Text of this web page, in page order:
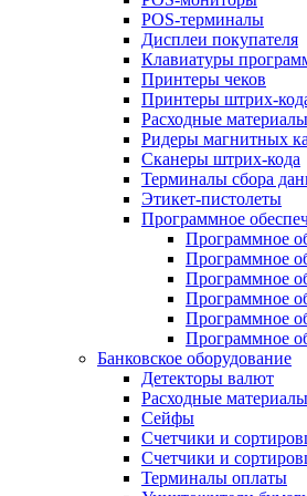
POS-терминалы
Дисплеи покупателя
Клавиатуры
Принтеры чеков
Принтеры штрих-
Расходные
Ридеры магнитных
Сканеры штрих-кода
Терминалы сбора
Этикет-пистолеты
Программное
Программное
Программное
Программное
Программное
Программное
Программное
Банковское оборудование
Детекторы валют
Расходные
Сейфы
Счетчики и
Счетчики и
Терминалы оплаты